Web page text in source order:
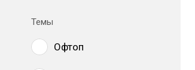
Темы
Офтоп